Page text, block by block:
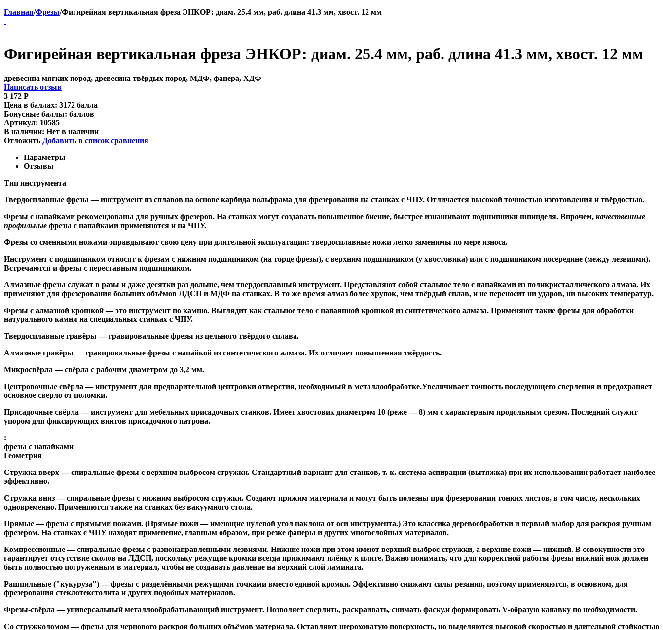
Главная/Фрезы/Фигирейная вертикальная фреза ЭНКОР: диам. 25.4 мм, раб. длина 41.3 мм, хвост. 12 мм
Фигирейная вертикальная фреза ЭНКОР: диам. 25.4 мм, раб. длина 41.3 мм, хвост. 12 мм
древесина мягких пород, древесина твёрдых пород, МДФ, фанера, ХДФ
Написать отзыв
3 172 Р
Цена в баллах: 3172 балла
Бонусные баллы: баллов
Артикул: 10585
В наличии: Нет в наличии
Отложить Добавить в список сравнения
Параметры
Отзывы
Тип инструмента
Твердосплавные фрезы — инструмент из сплавов на основе карбида вольфрама для фрезерования на станках с ЧПУ. Отличается высокой точностью изготовления и твёрдостью.
Фрезы с напайками рекомендованы для ручных фрезеров. На станках могут создавать повышенное биение, быстрее изнашивают подшипники шпинделя. Впрочем, качественные
профильные фрезы с напайками применяются и на ЧПУ.
Фрезы со сменными ножами оправдывают свою цену при длительной эксплуатации: твердосплавные ножи легко заменимы по мере износа.
Инструмент с подшипником относят к фрезам с нижним подшипником (на торце фрезы), с верхним подшипником (у хвостовика) или с подшипником посередине (между лезвиями).
Встречаются и фрезы с переставным подшипником.
Алмазные фрезы служат в разы и даже десятки раз дольше, чем твердосплавный инструмент. Представляют собой стальное тело с напайками из поликристаллического алмаза. Их
применяют для фрезерования больших объёмов ЛДСП и МДФ на станках. В то же время алмаз более хрупок, чем твёрдый сплав, и не переносит ни ударов, ни высоких температур.
Фрезы с алмазной крошкой— это инструмент по камню. Выглядит как стальное тело с напаянной крошкой из синтетического алмаза. Применяют такие фрезы для обработки
натурального камня на специальных станках с ЧПУ.
Твердосплавные гравёры — гравировальные фрезы из цельного твёрдого сплава.
Алмазные гравёры — гравировальные фрезы с напайкой из синтетического алмаза. Их отличает повышенная твёрдость.
Микросвёрла — свёрла с рабочим диаметром до 3,2 мм.
Центровочные свёрла — инструмент для предварительной центровки отверстия, необходимый в металлообработке.Увеличивает точность последующего сверления и предохраняет
основное сверло от поломки.
Присадочные свёрла — инструмент для мебельных присадочных станков. Имеет хвостовик диаметром 10 (реже — 8) мм с характерным продольным срезом. Последний служит
упором для фиксирующих винтов присадочного патрона.
:
фрезы с напайками
Геометрия
Стружка вверх— спиральные фрезы с верхним выбросом стружки. Стандартный вариант для станков, т. к. система аспирации (вытяжка) при их использовании работает наиболее
эффективно.
Стружка вниз— спиральные фрезы с нижним выбросом стружки. Создают прижим материала и могут быть полезны при фрезеровании тонких листов, в том числе, нескольких
одновременно. Применяются также на станках без вакуумного стола.
Прямые— фрезы с прямыми ножами. (Прямые ножи — имеющие нулевой угол наклона от оси инструмента.) Это классика деревообработки и первый выбор для раскроя ручным
фрезером. На станках с ЧПУ находят применение, главным образом, при резке фанеры и других многослойных материалов.
Компрессионные— спиральные фрезы с разнонаправленными лезвиями. Нижние ножи при этом имеют верхний выброс стружки, а верхние ножи — нижний. В совокупности это
гарантирует отсутствие сколов на ЛДСП, поскольку режущие кромки всегда прижимают плёнку к плите. Важно понимать, что для корректной работы фрезы нижний нож должен
быть полностью погруженным в материал, чтобы не создавать давление на верхний слой ламината.
Рашпильные ("кукуруза")— фрезы с разделёнными режущими точками вместо единой кромки. Эффективно снижают силы резания, поэтому применяются, в основном, для
фрезерования стеклотекстолита и других подобных материалов.
Фрезы-свёрла — универсальный металлообрабатывающий инструмент. Позволяет сверлить, раскраивать, снимать фаску.и формировать V-образую канавку по необходимости.
Со стружколомом— фрезы для чернового раскроя больших объёмов материала. Оставляют шероховатую поверхность, но выделяются высокой скоростью и длительной стойкостью